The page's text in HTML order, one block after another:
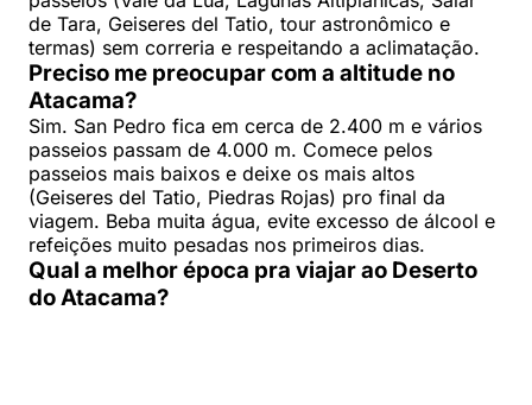
de Tara, Geiseres del Tatio, tour astronômico e
termas) sem correria e respeitando a aclimatação.
Preciso me preocupar com a altitude no
Atacama?
Sim. San Pedro fica em cerca de 2.400 m e vários
passeios passam de 4.000 m. Comece pelos
passeios mais baixos e deixe os mais altos
(Geiseres del Tatio, Piedras Rojas) pro final da
viagem. Beba muita água, evite excesso de álcool e
refeições muito pesadas nos primeiros dias.
Qual a melhor época pra viajar ao Deserto
do Atacama?